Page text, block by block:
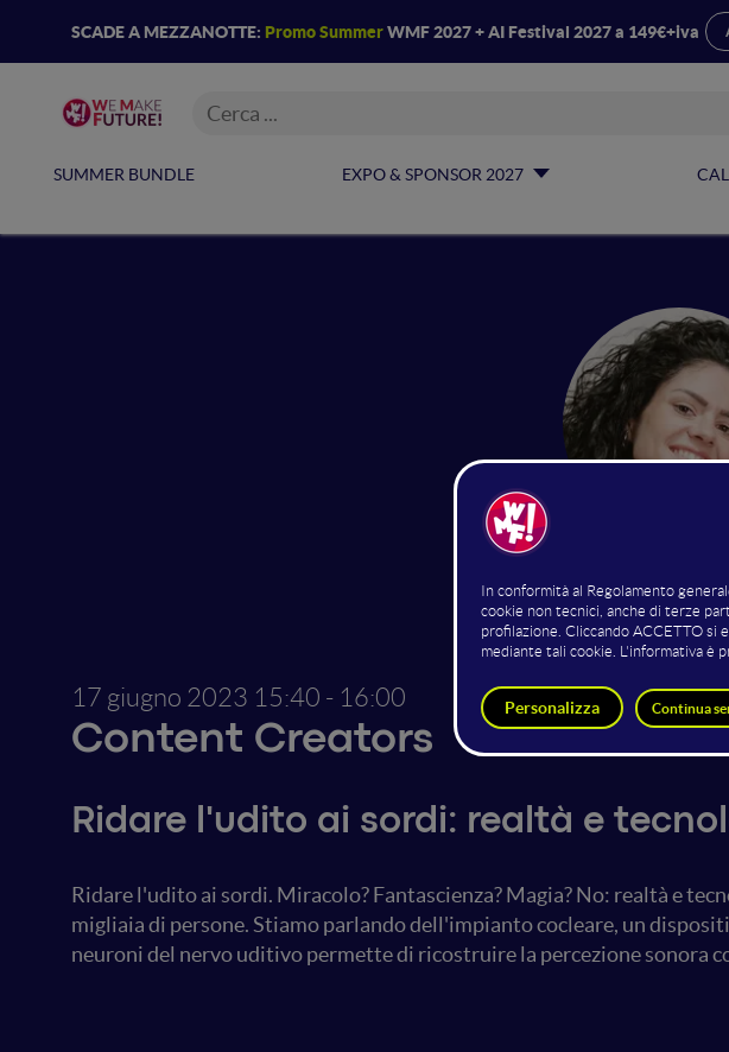
SCADE A MEZZANOTTE: Promo SummerWMF 2027 + AI Festival 2027 a 149€+iva
SUMMER BUNDLE EXPO & SPONSOR 2027
DE&I Manager e
The Deaf
17 giugno 2023 15:40 - 16:00
Content Creators
Ridare l'udito ai sordi: realtà e
Ridare l'udito ai sordi. Miracolo? Fantascienza? Magia? No: realtà e
migliaia di persone. Stiamo parlando dell'impianto cocleare, un
neuroni del nervo uditivo permette di ricostruire la percezione sonora